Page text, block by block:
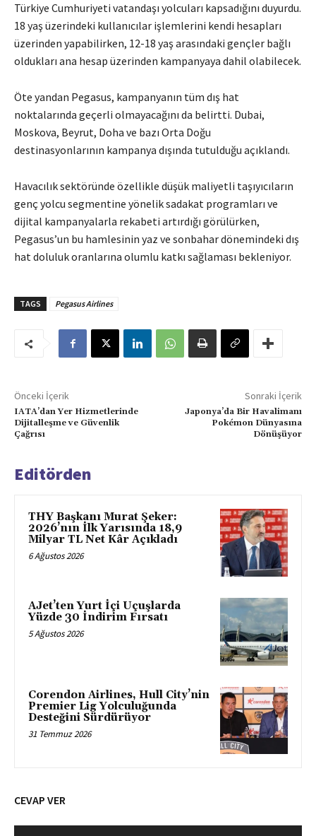
Türkiye Cumhuriyeti vatandaşı yolcuları kapsadığını duyurdu.
18 yaş üzerindeki kullanıcılar işlemlerini kendi hesapları
üzerinden yapabilirken, 12-18 yaş arasındaki gençler bağlı
oldukları ana hesap üzerinden kampanyaya dahil olabilecek.
Öte yandan Pegasus, kampanyanın tüm dış hat
noktalarında geçerli olmayacağını da belirtti. Dubai,
Moskova, Beyrut, Doha ve bazı Orta Doğu
destinasyonlarının kampanya dışında tutulduğu açıklandı.
Havacılık sektöründe özellikle düşük maliyetli taşıyıcıların
genç yolcu segmentine yönelik sadakat programları ve
dijital kampanyalarla rekabeti artırdığı görülürken,
Pegasus’un bu hamlesinin yaz ve sonbahar dönemindeki dış
hat doluluk oranlarına olumlu katkı sağlaması bekleniyor.
TAGS Pegasus Airlines
Önceki İçerik
IATA’dan Yer Hizmetlerinde
Dijitalleşme ve Güvenlik
Çağrısı
Sonraki İçerik
Japonya’da Bir Havalimanı
Pokémon Dünyasına
Dönüşüyor
Editörden
THY Başkanı Murat Şeker:
2026’nın İlk Yarısında 18,9
Milyar TL Net Kâr Açıkladı
6 Ağustos 2026
AJet’ten Yurt İçi Uçuşlarda
Yüzde 30 İndirim Fırsatı
5 Ağustos 2026
Corendon Airlines, Hull City’nin
Premier Lig Yolculuğunda
Desteğini Sürdürüyor
31 Temmuz 2026
CEVAP VER